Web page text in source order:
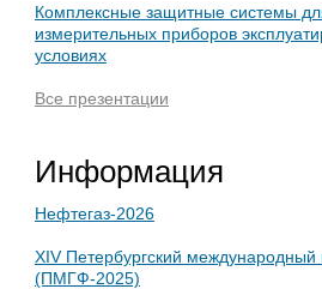
Комплексные защитные системы
измерительных приборов
условиях
Все презентации
Информация
Нефтегаз-2026
XIV Петербургский
(ПМГФ-2025)